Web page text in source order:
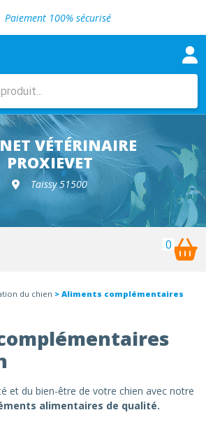
Paiement 100% sécurisé
gratuite en clinique vétérinaire
de croquettes vétérinaire
gratuite en clinique vétérinaire
Retour gratuit en clinique
de croquettes vétérinaire
VÉTÉRINAIRE
PROXIEVET
Taissy 51500
0
du chien > Aliments complémentaires
et du bien-être de votre chien avec notre
alimentaires de qualité.